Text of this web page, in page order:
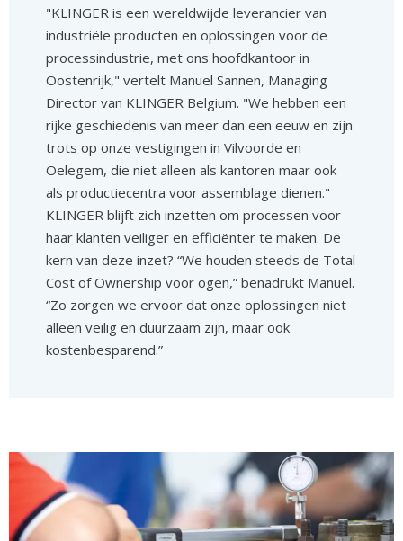
"KLINGER is een wereldwijde leverancier van
industriële producten en oplossingen voor de
processindustrie, met ons hoofdkantoor in
Oostenrijk," vertelt Manuel Sannen, Managing
Director van KLINGER Belgium. "We hebben een
rijke geschiedenis van meer dan een eeuw en zijn
trots op onze vestigingen in Vilvoorde en
Oelegem, die niet alleen als kantoren maar ook
als productiecentra voor assemblage dienen."
KLINGER blijft zich inzetten om processen voor
haar klanten veiliger en efficiënter te maken. De
kern van deze inzet? “We houden steeds de Total
Cost of Ownership voor ogen,” benadrukt Manuel.
“Zo zorgen we ervoor dat onze oplossingen niet
alleen veilig en duurzaam zijn, maar ook
kostenbesparend.”